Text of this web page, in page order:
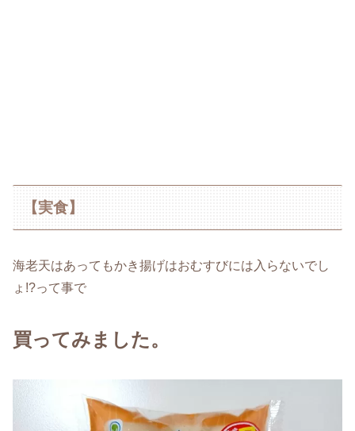
【実食】
海老天はあってもかき揚げはおむすびには入らないでし
ょ!?って事で
買ってみました。